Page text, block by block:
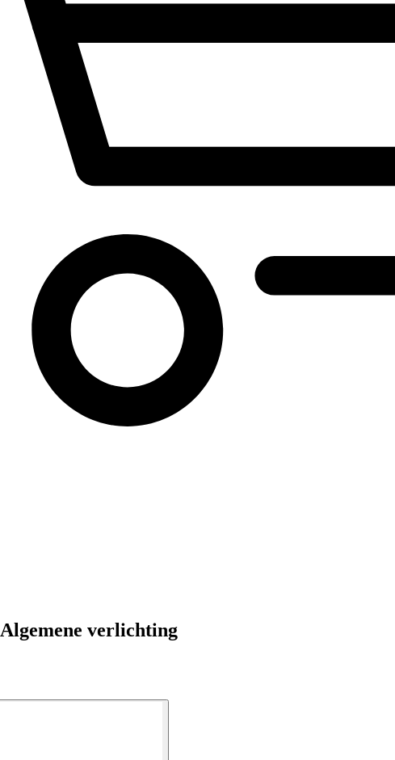
Algemene verlichting